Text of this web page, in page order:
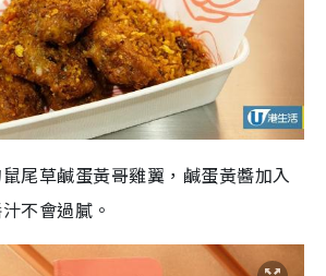
尾草鹹蛋黃哥雞翼，鹹蛋黃醬加入
不會過膩。